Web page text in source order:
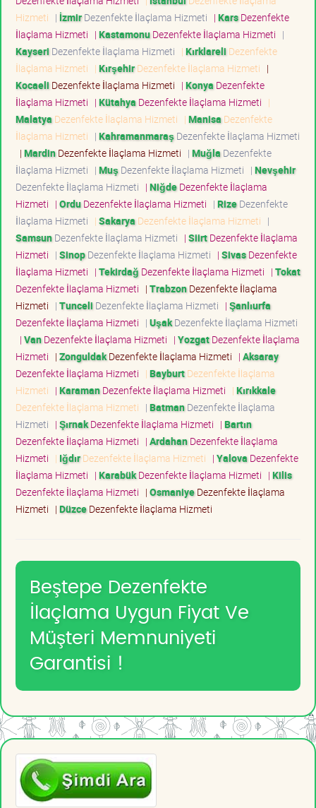
Hizmeti | İzmirDezenfekte İlaçlama Hizmeti | KarsDezenfekte
İlaçlama Hizmeti | KastamonuDezenfekte İlaçlama Hizmeti |
Kayseri Dezenfekte İlaçlama Hizmeti | Kırklareli Dezenfekte
İlaçlama Hizmeti | KırşehirDezenfekte İlaçlama Hizmeti |
Kocaeli Dezenfekte İlaçlama Hizmeti | Konya Dezenfekte
İlaçlama Hizmeti | Kütahya Dezenfekte İlaçlama Hizmeti |
Malatya Dezenfekte İlaçlama Hizmeti | Manisa Dezenfekte
İlaçlama Hizmeti | Kahramanmaraş Dezenfekte İlaçlama Hizmeti
| MardinDezenfekte İlaçlama Hizmeti | Muğla Dezenfekte
İlaçlama Hizmeti | Muş Dezenfekte İlaçlama Hizmeti | Nevşehir
Dezenfekte İlaçlama Hizmeti | NiğdeDezenfekte İlaçlama
Hizmeti | OrduDezenfekte İlaçlama Hizmeti | RizeDezenfekte
İlaçlama Hizmeti | Sakarya Dezenfekte İlaçlama Hizmeti |
SamsunDezenfekte İlaçlama Hizmeti | SiirtDezenfekte İlaçlama
Hizmeti | SinopDezenfekte İlaçlama Hizmeti | SivasDezenfekte
İlaçlama Hizmeti | Tekirdağ Dezenfekte İlaçlama Hizmeti | Tokat
Dezenfekte İlaçlama Hizmeti | TrabzonDezenfekte İlaçlama
Hizmeti | Tunceli Dezenfekte İlaçlama Hizmeti | Şanlıurfa
Dezenfekte İlaçlama Hizmeti | UşakDezenfekte İlaçlama Hizmeti
| VanDezenfekte İlaçlama Hizmeti | YozgatDezenfekte İlaçlama
Hizmeti | ZonguldakDezenfekte İlaçlama Hizmeti | Aksaray
Dezenfekte İlaçlama Hizmeti | BayburtDezenfekte İlaçlama
Hizmeti | KaramanDezenfekte İlaçlama Hizmeti | Kırıkkale
Dezenfekte İlaçlama Hizmeti | BatmanDezenfekte İlaçlama
Hizmeti | ŞırnakDezenfekte İlaçlama Hizmeti | Bartın
Dezenfekte İlaçlama Hizmeti | ArdahanDezenfekte İlaçlama
Hizmeti | IğdırDezenfekte İlaçlama Hizmeti | Yalova Dezenfekte
İlaçlama Hizmeti | KarabükDezenfekte İlaçlama Hizmeti | Kilis
Dezenfekte İlaçlama Hizmeti | OsmaniyeDezenfekte İlaçlama
Hizmeti | DüzceDezenfekte İlaçlama Hizmeti
Beştepe Dezenfekte
İlaçlama Uygun Fiyat Ve
Müşteri Memnuniyeti
Garantisi !